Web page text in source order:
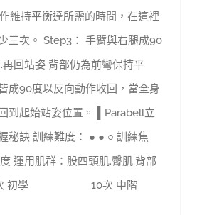
維持平衡達所需的時間，在這裡
三次。 Step3： 手臂與右腿成90
再回站姿 背部仍為前彎保持平
成90度以反向動作收回，當全身
到起始站姿位置。 ▌Parabell立
秘訣 訓練難度： ● ● ○ 訓練焦
運用肌群：股四頭肌.臀肌.背部
5次 初學 10次 中階